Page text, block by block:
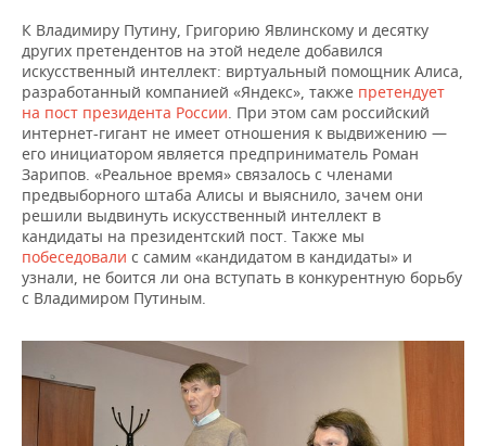
К Владимиру Путину, Григорию Явлинскому и десятку
других претендентов на этой неделе добавился
искусственный интеллект: виртуальный помощник Алиса,
разработанный компанией «Яндекс», также претендует
на пост президента России. При этом сам российский
интернет-гигант не имеет отношения к выдвижению —
его инициатором является предприниматель Роман
Зарипов. «Реальное время» связалось с членами
предвыборного штаба Алисы и выяснило, зачем они
решили выдвинуть искусственный интеллект в
кандидаты на президентский пост. Также мы
побеседовали с самим «кандидатом в кандидаты» и
узнали, не боится ли она вступать в конкурентную борьбу
с Владимиром Путиным.